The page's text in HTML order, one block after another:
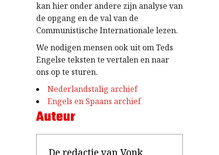
kan hier onder andere zijn analyse van
de opgang en de val van de
Communistische Internationale lezen.
We nodigen mensen ook uit om Teds
Engelse teksten te vertalen en naar
ons op te sturen.
Nederlandstalig archief
Engels en Spaans archief
Auteur
De redactie van Vonk